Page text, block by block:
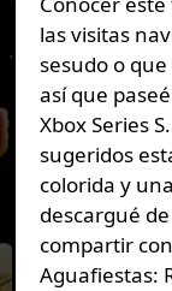
las visitas
sesudo o
así que
Xbox Series
sugeridos
colorida y
descargué
compartir
Aguafiestas: